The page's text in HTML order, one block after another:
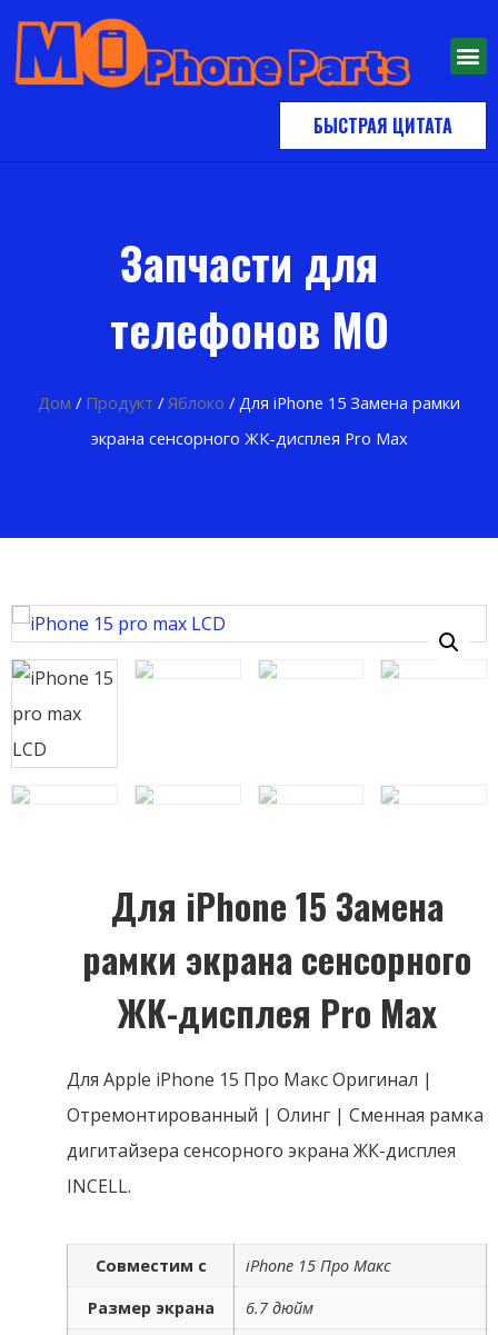
БЫСТРАЯ ЦИТАТА
Запчасти для
телефонов MO
Дом / Продукт / Яблоко / Для iPhone 15 Замена рамки
экрана сенсорного ЖК-дисплея Pro Max
Для iPhone 15 Замена
рамки экрана сенсорного
ЖК-дисплея Pro Max
Для Apple iPhone 15 Про Макс Оригинал |
Отремонтированный | Олинг | Сменная рамка
дигитайзера сенсорного экрана ЖК-дисплея
INCELL.
Совместим с
iPhone 15 Про Макс
Размер экрана
6.7 дюйм